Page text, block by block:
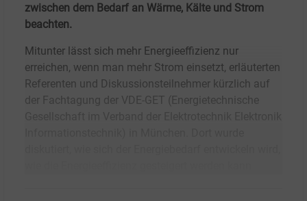
zwischen dem Bedarf an Wärme, Kälte und Strom
beachten.
Mitunter lässt sich mehr Energieeffizienz nur
erreichen, wenn man mehr Strom einsetzt, erläuterten
Referenten und Diskussionsteilnehmer kürzlich auf
der Fachtagung der VDE-GET (Energietechnische